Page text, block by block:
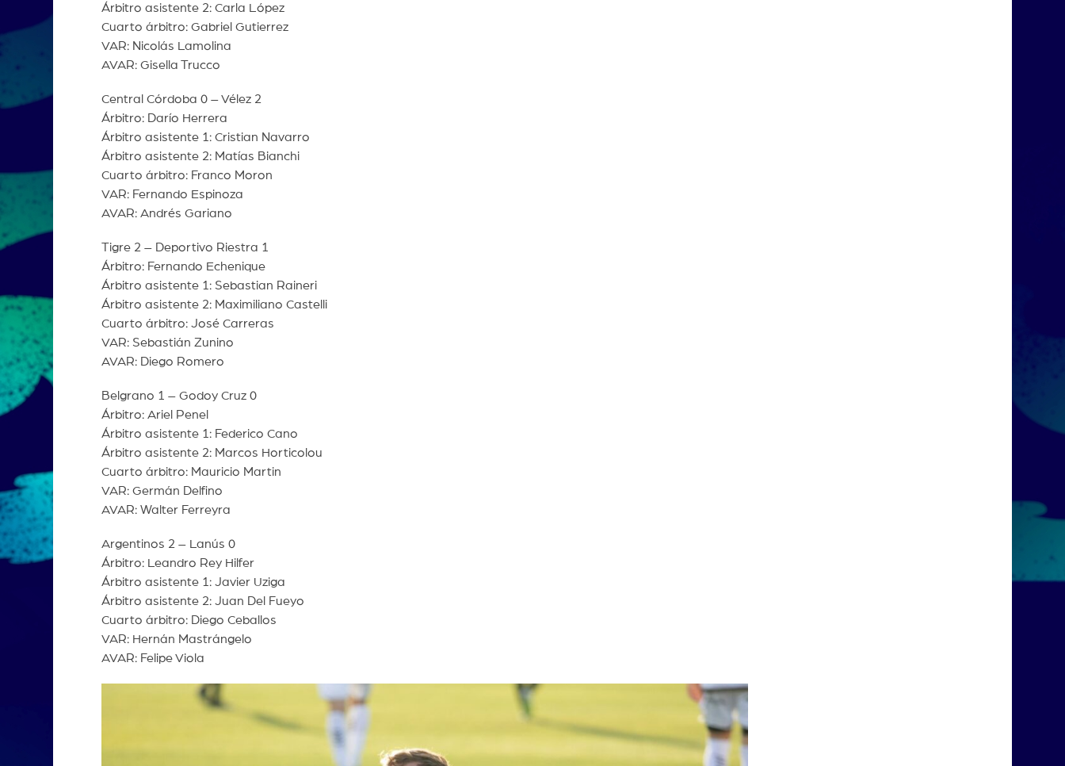
Árbitro asistente 2: Carla López
Cuarto árbitro: Gabriel Gutierrez
VAR: Nicolás Lamolina
AVAR: Gisella Trucco
Central Córdoba 0 – Vélez 2
Árbitro: Darío Herrera
Árbitro asistente 1: Cristian Navarro
Árbitro asistente 2: Matías Bianchi
Cuarto árbitro: Franco Moron
VAR: Fernando Espinoza
AVAR: Andrés Gariano
Tigre 2 – Deportivo Riestra 1
Árbitro: Fernando Echenique
Árbitro asistente 1: Sebastian Raineri
Árbitro asistente 2: Maximiliano Castelli
Cuarto árbitro: José Carreras
VAR: Sebastián Zunino
AVAR: Diego Romero
Belgrano 1 – Godoy Cruz 0
Árbitro: Ariel Penel
Árbitro asistente 1: Federico Cano
Árbitro asistente 2: Marcos Horticolou
Cuarto árbitro: Mauricio Martin
VAR: Germán Delfino
AVAR: Walter Ferreyra
Argentinos 2 – Lanús 0
Árbitro: Leandro Rey Hilfer
Árbitro asistente 1: Javier Uziga
Árbitro asistente 2: Juan Del Fueyo
Cuarto árbitro: Diego Ceballos
VAR: Hernán Mastrángelo
AVAR: Felipe Viola